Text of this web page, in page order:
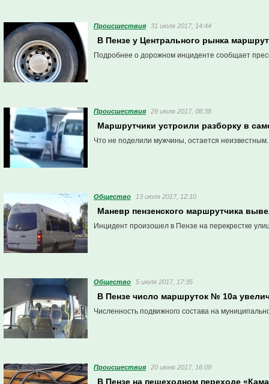
Проиcшествия 31 июля 2017, 14:44
В Пензе у Центрального рынка
Подробнее о дорожном инциденте сообщает
Проиcшествия 29 июля 2017, 08:38
Маршрутчики устроили разборку в
Что не поделили мужчины, остается неизвестным.
Общество 13 июля 2017, 12:10
Маневр пензенского маршрутчика
Инцидент произошел в Пензе на перекрестке
Общество 5 июля 2017, 17:35
В Пензе число маршруток № 10а
Численность подвижного состава на
Проиcшествия 20 июня 2017, 16:09
В Пензе на пешеходном переходе